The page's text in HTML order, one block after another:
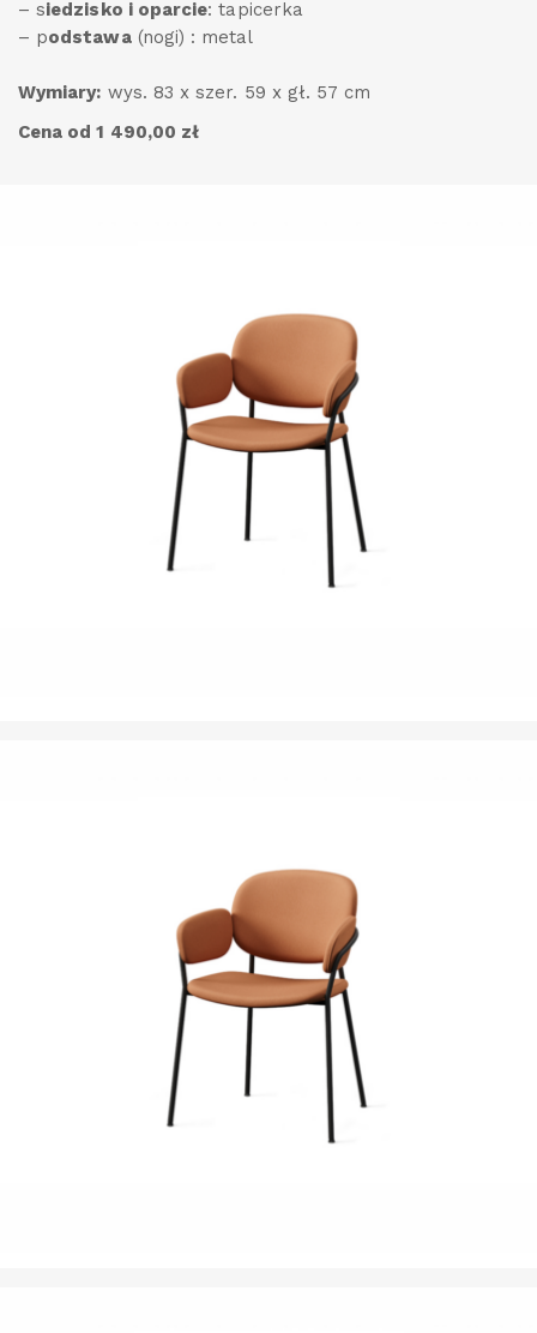
– siedzisko i oparcie: tapicerka
– podstawa(nogi) : metal
Wymiary: wys. 83 x szer. 59 x gł. 57 cm
Cena od 1 490,00 zł